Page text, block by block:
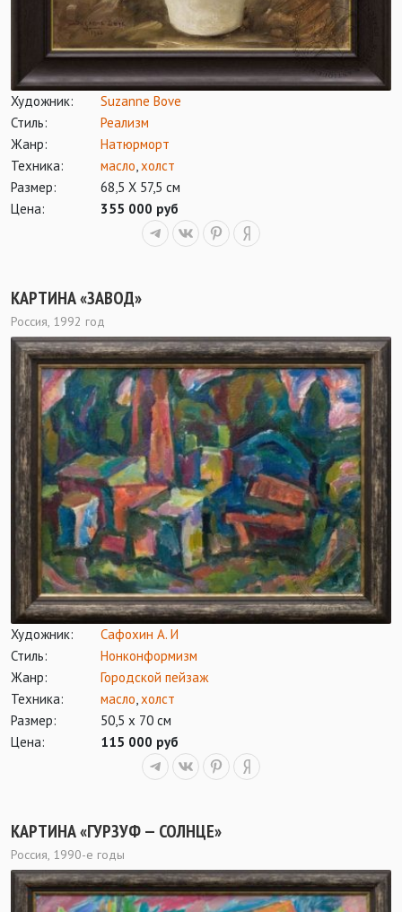
Художник:
Suzanne Bove
Стиль:
Реализм
Жанр:
Натюрморт
Техника:
масло,холст
Размер:
68,5 Х 57,5 см
Цена:
355 000 руб
КАРТИНА «ЗАВОД»
Россия, 1992 год
Художник:
Сафохин А. И
Стиль:
Нонконформизм
Жанр:
Городской пейзаж
Техника:
масло,холст
Размер:
50,5 х 70 см
Цена:
115 000 руб
КАРТИНА «ГУРЗУФ — СОЛНЦЕ»
Россия, 1990-е годы